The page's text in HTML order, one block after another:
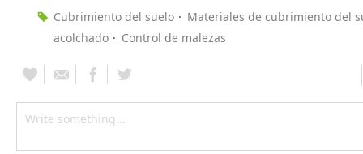
Cubrimiento del suelo
Materiales de cubrimiento del
acolchado
Control de malezas